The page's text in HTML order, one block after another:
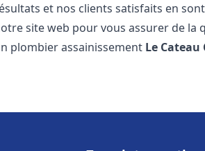
et nos clients satisfaits en
site web pour vous assurer de la
plombier assainissement Le Cateau